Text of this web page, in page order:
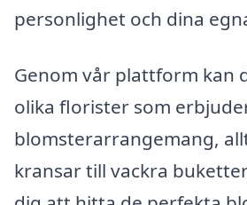
personlighet och dina
Genom vår plattform kan
olika florister som
blomsterarrangemang,
kransar till vackra